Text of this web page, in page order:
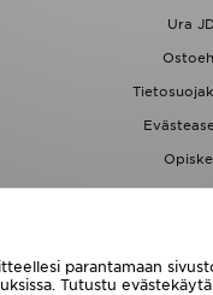
Ura
JD
parantamaan
Tutustu